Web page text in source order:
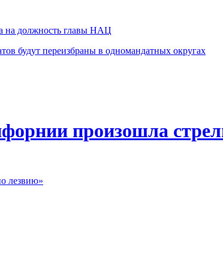
на должность главы НАЦ
будут переизбраны в одномандатных округах
произошла
лезвию»